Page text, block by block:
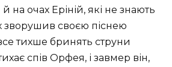
на очах Еріній, які не знають
зворушив своєю піснею
тихше бринять струни
спів Орфея, і завмер він,